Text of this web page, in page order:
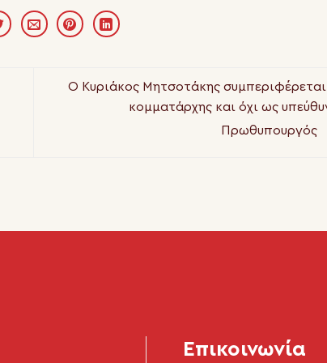
Ο Κυριάκος Μητσοτάκης
κομματάρχης και όχι ως
Πρωθυπουργός
Επικοινωνία